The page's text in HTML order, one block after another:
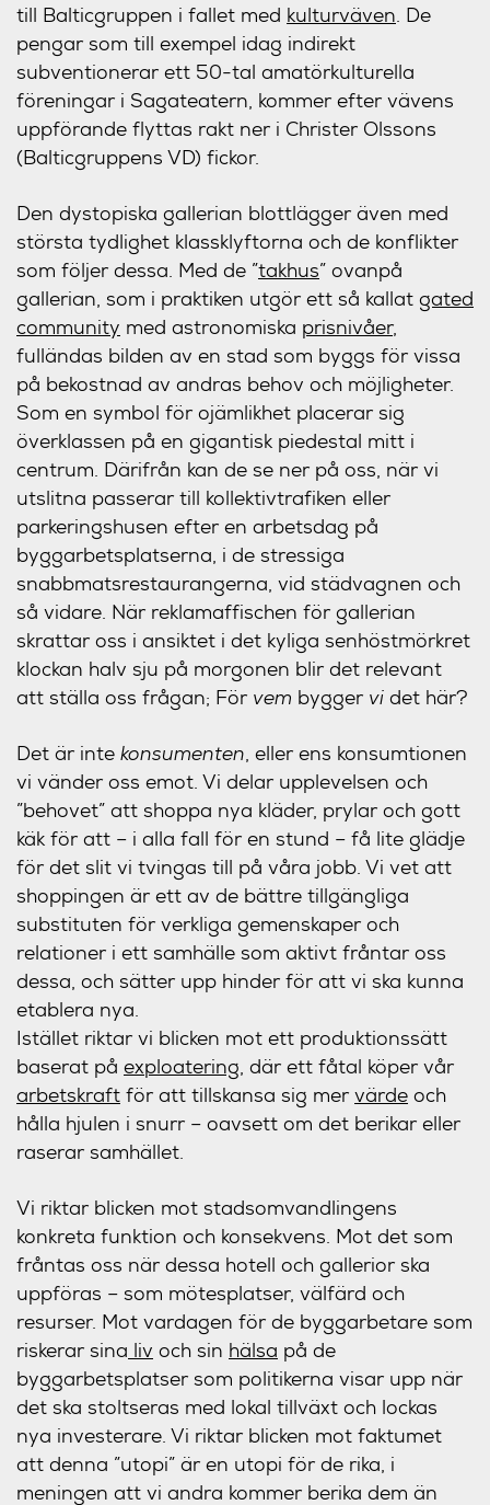
till Balticgruppen i fallet med kulturväven . De
pengar som till exempel idag indirekt
subventionerar ett 50-tal amatörkulturella
föreningar i Sagateatern, kommer efter vävens
uppförande flyttas rakt ner i Christer Olssons
(Balticgruppens VD) fickor.
Den dystopiska gallerian blottlägger även med
största tydlighet klassklyftorna och de konflikter
som följer dessa. Med de ”takhus” ovanpå
gallerian, som i praktiken utgör ett så kallat gated
community med astronomiska prisnivåer,
fulländas bilden av en stad som byggs för vissa
på bekostnad av andras behov och möjligheter.
Som en symbol för ojämlikhet placerar sig
överklassen på en gigantisk piedestal mitt i
centrum. Därifrån kan de se ner på oss, när vi
utslitna passerar till kollektivtrafiken eller
parkeringshusen efter en arbetsdag på
byggarbetsplatserna, i de stressiga
snabbmatsrestaurangerna, vid städvagnen och
så vidare. När reklamaffischen för gallerian
skrattar oss i ansiktet i det kyliga senhöstmörkret
klockan halv sju på morgonen blir det relevant
att ställa oss frågan; För vem bygger vi det här?
Det är inte konsumenten , eller ens konsumtionen
vi vänder oss emot. Vi delar upplevelsen och
”behovet” att shoppa nya kläder, prylar och gott
käk för att – i alla fall för en stund – få lite glädje
för det slit vi tvingas till på våra jobb. Vi vet att
shoppingen är ett av de bättre tillgängliga
substituten för verkliga gemenskaper och
relationer i ett samhälle som aktivt fråntar oss
dessa, och sätter upp hinder för att vi ska kunna
etablera nya.
Istället riktar vi blicken mot ett produktionssätt
baserat på exploatering , där ett fåtal köper vår
arbetskraft för att tillskansa sig mer värde och
hålla hjulen i snurr – oavsett om det berikar eller
raserar samhället.
Vi riktar blicken mot stadsomvandlingens
konkreta funktion och konsekvens. Mot det som
fråntas oss när dessa hotell och gallerior ska
uppföras – som mötesplatser, välfärd och
resurser. Mot vardagen för de byggarbetare som
riskerar sina liv och sin hälsa på de
byggarbetsplatser som politikerna visar upp när
det ska stoltseras med lokal tillväxt och lockas
nya investerare. Vi riktar blicken mot faktumet
att denna ”utopi” är en utopi för de rika, i
meningen att vi andra kommer berika dem än